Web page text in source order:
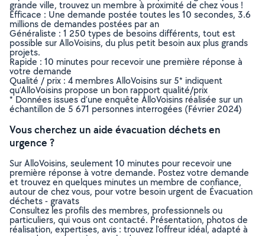
grande ville, trouvez un membre à proximité de chez vous !
Efficace : Une demande postée toutes les 10 secondes, 3.6
millions de demandes postées par an
Généraliste : 1 250 types de besoins différents, tout est
possible sur AlloVoisins, du plus petit besoin aux plus grands
projets.
Rapide : 10 minutes pour recevoir une première réponse à
votre demande
Qualité / prix : 4 membres AlloVoisins sur 5* indiquent
qu’AlloVoisins propose un bon rapport qualité/prix
* Données issues d’une enquête AlloVoisins réalisée sur un
échantillon de 5 671 personnes interrogées (Février 2024)
Vous cherchez un aide évacuation déchets en
urgence ?
Sur AlloVoisins, seulement 10 minutes pour recevoir une
première réponse à votre demande. Postez votre demande
et trouvez en quelques minutes un membre de confiance,
autour de chez vous, pour votre besoin urgent de Évacuation
déchets - gravats
Consultez les profils des membres, professionnels ou
particuliers, qui vous ont contacté. Présentation, photos de
réalisation, expertises, avis : trouvez l'offreur idéal, adapté à